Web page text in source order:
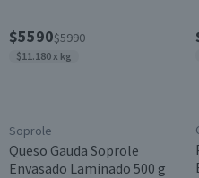
$5590$5990
$11.180 x kg
Soprole
Queso Gauda Soprole
Envasado Laminado 500 g